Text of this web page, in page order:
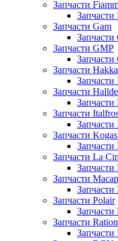
Запчасти
Запчасти
Запчасти Gam
Запчасти GMP
Запчасти
Запчасти Hakka
Запчасти Hallde
Запчасти
Запчасти
Запчасти
Запчасти
Запчасти
Запчасти La
Запчасти Macap
Запчасти
Запчасти Polair
Запчасти
Запчасти
Запчасти